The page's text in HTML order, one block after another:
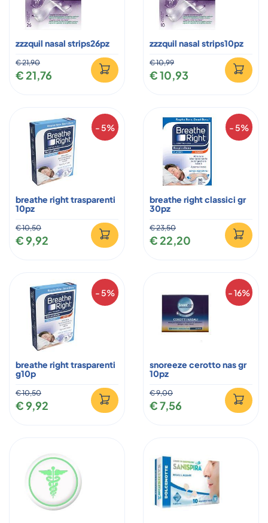
zzzquil nasal strips26pz
€ 21,90
€ 21,76
zzzquil nasal strips10pz
€ 10,99
€ 10,93
- 5%
breathe right trasparenti
10pz
€ 10,50
€ 9,92
- 5%
breathe right classici gr
30pz
€ 23,50
€ 22,20
- 5%
breathe right trasparenti
g10p
€ 10,50
€ 9,92
- 16%
snoreeze cerotto nas gr
10pz
€ 9,00
€ 7,56